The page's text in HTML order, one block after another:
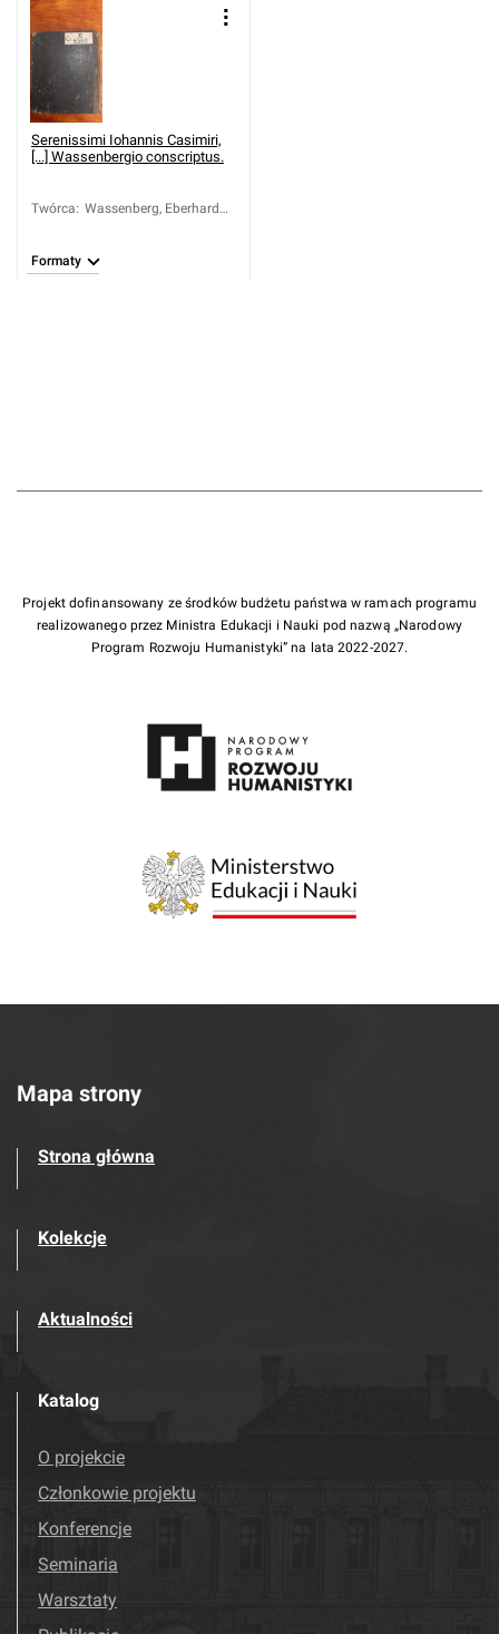
Serenissimi Iohannis Casimiri,
[...] Wassenbergio conscriptus.
Twórca: Wassenberg, Eberhard
Formaty
Projekt dofinansowany ze środków budżetu państwa w ramach programu
realizowanego przez Ministra Edukacji i Nauki pod nazwą „Narodowy
Program Rozwoju Humanistyki” na lata 2022-2027.
Mapa strony
Strona główna
Kolekcje
Aktualności
Katalog
O projekcie
Członkowie projektu
Konferencje
Seminaria
Warsztaty